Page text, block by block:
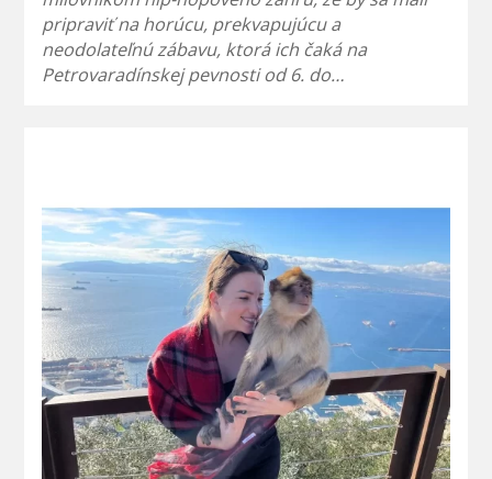
pripraviť na horúcu, prekvapujúcu a
neodolateľnú zábavu, ktorá ich čaká na
Petrovaradínskej pevnosti od 6. do…